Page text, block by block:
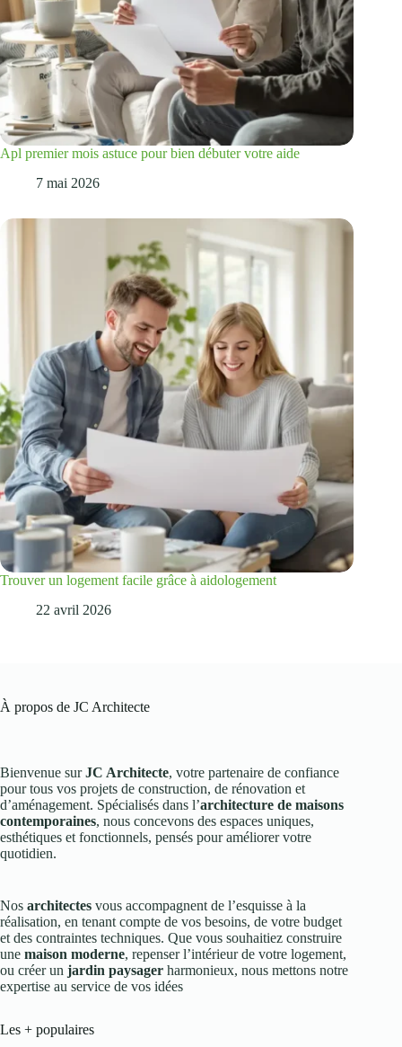
Apl premier mois astuce pour bien débuter votre aide
7 mai 2026
Trouver un logement facile grâce à aidologement
22 avril 2026
À propos de JC Architecte
Bienvenue surJC Architecte, votre partenaire de confiance
pour tous vos projets de construction, de rénovation et
d’aménagement. Spécialisés dans l’architecture de maisons
contemporaines, nous concevons des espaces uniques,
esthétiques et fonctionnels, pensés pour améliorer votre
quotidien.
Nos architectes vous accompagnent de l’esquisse à la
réalisation, en tenant compte de vos besoins, de votre budget
et des contraintes techniques. Que vous souhaitiez construire
une maison moderne, repenser l’intérieur de votre logement,
ou créer un jardin paysager harmonieux, nous mettons notre
expertise au service de vos idées
Les + populaires